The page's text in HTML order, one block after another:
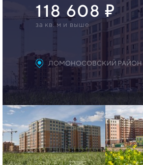
118 608
за кв. м и выше
ЛОМОНОСОВСКИЙ РАЙОН